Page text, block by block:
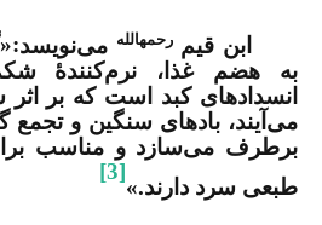
ابن قیمرحمه­الله می‌نویسد:
به هضم غذا، نرم‌کنندۀ
انسدادهای کبد است که بر
می‌آیند، بادهای سنگین و تجمع
برطرف می‌سازد و مناسب
طبعی سرد دارند.»
[3]